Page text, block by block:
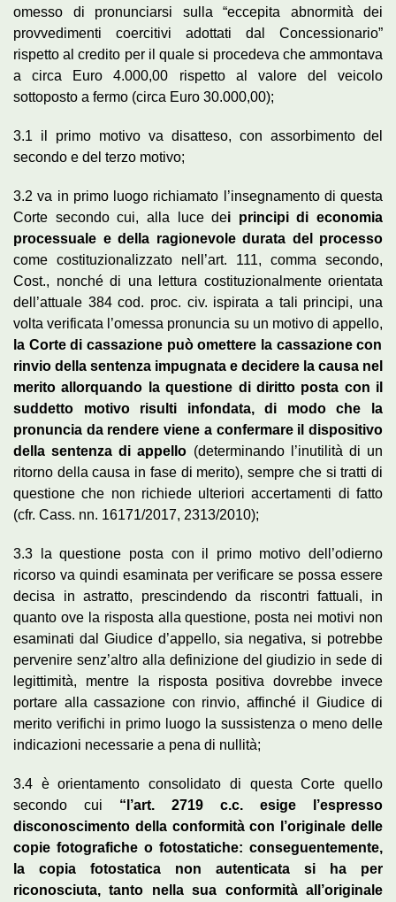
omesso di pronunciarsi sulla “eccepita abnormità dei
provvedimenti coercitivi adottati dal Concessionario”
rispetto al credito per il quale si procedeva che ammontava
a circa Euro 4.000,00 rispetto al valore del veicolo
sottoposto a fermo (circa Euro 30.000,00);
3.1 il primo motivo va disatteso, con assorbimento del
secondo e del terzo motivo;
3.2 va in primo luogo richiamato l’insegnamento di questa
Corte secondo cui, alla luce dei principi di economia
processuale e della ragionevole durata del processo
come costituzionalizzato nell’art. 111, comma secondo,
Cost., nonché di una lettura costituzionalmente orientata
dell’attuale 384 cod. proc. civ. ispirata a tali principi, una
volta verificata l’omessa pronuncia su un motivo di appello,
la Corte di cassazione può omettere la cassazione con
rinvio della sentenza impugnata e decidere la causa nel
merito allorquando la questione di diritto posta con il
suddetto motivo risulti infondata, di modo che la
pronuncia da rendere viene a confermare il dispositivo
della sentenza di appello (determinando l’inutilità di un
ritorno della causa in fase di merito), sempre che si tratti di
questione che non richiede ulteriori accertamenti di fatto
(cfr. Cass. nn. 16171/2017, 2313/2010);
3.3 la questione posta con il primo motivo dell’odierno
ricorso va quindi esaminata per verificare se possa essere
decisa in astratto, prescindendo da riscontri fattuali, in
quanto ove la risposta alla questione, posta nei motivi non
esaminati dal Giudice d’appello, sia negativa, si potrebbe
pervenire senz’altro alla definizione del giudizio in sede di
legittimità, mentre la risposta positiva dovrebbe invece
portare alla cassazione con rinvio, affinché il Giudice di
merito verifichi in primo luogo la sussistenza o meno delle
indicazioni necessarie a pena di nullità;
3.4 è orientamento consolidato di questa Corte quello
secondo cui “l’art. 2719 c.c. esige l’espresso
disconoscimento della conformità con l’originale delle
copie fotografiche o fotostatiche: conseguentemente,
la copia fotostatica non autenticata si ha per
riconosciuta, tanto nella sua conformità all’originale